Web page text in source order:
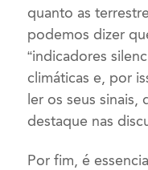
quanto as
podemos dizer
“indicadores
climáticas e, por
ler os seus
destaque nas
Por fim, é